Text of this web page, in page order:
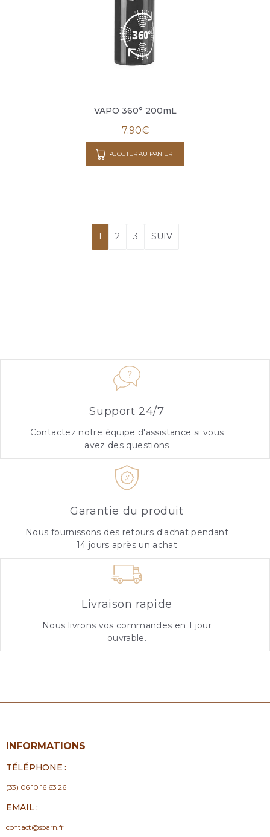
VAPO 360° 200mL
7.90€
AJOUTER AU PANIER
1 2 3 SUIV
Support 24/7
Contactez notre équipe d'assistance si vous
avez des questions
Garantie du produit
Nous fournissons des retours d'achat pendant
14 jours après un achat
Livraison rapide
Nous livrons vos commandes en 1 jour
ouvrable.
INFORMATIONS
TÉLÉPHONE :
(33) 06 10 16 63 26
EMAIL :
contact@soarn.fr